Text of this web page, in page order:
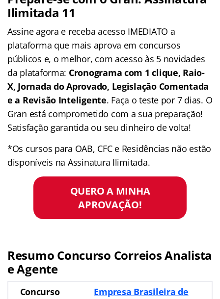
Ilimitada 11
Assine agora e receba acesso IMEDIATO a
plataforma que mais aprova em concursos
públicos e, o melhor, com acesso às 5 novidades
da plataforma: Cronograma com 1 clique, Raio-
X, Jornada do Aprovado, Legislação Comentada
e a Revisão Inteligente. Faça o teste por 7 dias. O
Gran está comprometido com a sua preparação!
Satisfação garantida ou seu dinheiro de volta!
*Os cursos para OAB, CFC e Residências não estão
disponíveis na Assinatura Ilimitada.
QUERO A MINHA
APROVAÇÃO!
Resumo Concurso Correios Analista
e Agente
Concurso
Empresa Brasileira de